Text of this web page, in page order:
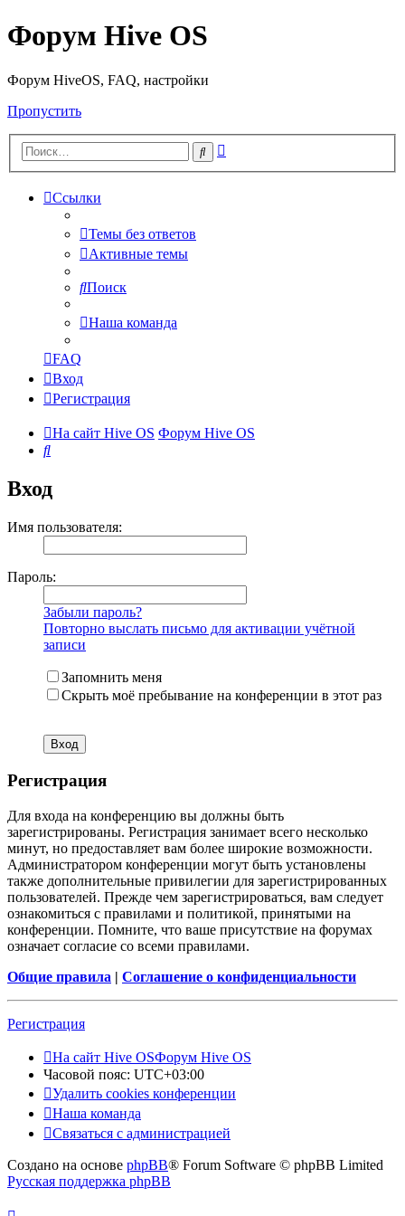
Форум Hive OS
Форум HiveOS, FAQ, настройки
Пропустить
Поиск
Ссылки
Темы без ответов
Активные темы
Поиск
Наша команда
FAQ
Вход
Регистрация
На сайт Hive OS Форум Hive OS
Поиск
Вход
Имя пользователя:
Пароль:
Забыли пароль?
Повторно выслать письмо для активации учётной
записи
Запомнить меня
Скрыть моё пребывание на конференции в этот раз
Регистрация
Для входа на конференцию вы должны быть
зарегистрированы. Регистрация занимает всего несколько
минут, но предоставляет вам более широкие возможности.
Администратором конференции могут быть установлены
также дополнительные привилегии для зарегистрированных
пользователей. Прежде чем зарегистрироваться, вам следует
ознакомиться с правилами и политикой, принятыми на
конференции. Помните, что ваше присутствие на форумах
означает согласие со всеми правилами.
Общие правила | Соглашение о конфиденциальности
Регистрация
На сайт Hive OSФорум Hive OS
Часовой пояс: UTC+03:00
Удалить cookies конференции
Наша команда
Связаться с администрацией
Создано на основе phpBB® Forum Software © phpBB Limited
Русская поддержка phpBB